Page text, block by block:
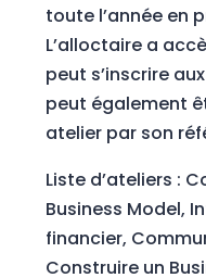
toute l’année en
L’alloctaire a
peut s’inscrire
peut également
atelier par son
Liste d’ateliers :
Business Model,
financier,
Construire un